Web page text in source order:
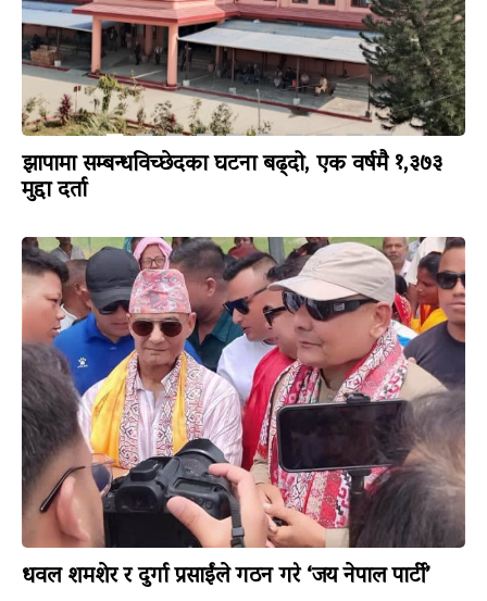
झापामा सम्बन्धविच्छेदका घटना बढ्दो, एक वर्षमै १,३७३
मुद्दा दर्ता
धवल शमशेर र दुर्गा प्रसाईंले गठन गरे ‘जय नेपाल पार्टी’